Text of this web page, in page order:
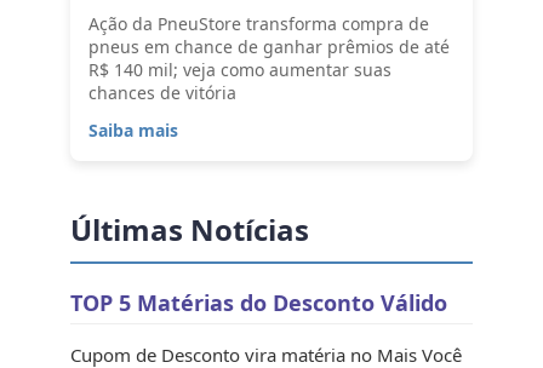
Ação da PneuStore transforma compra de
pneus em chance de ganhar prêmios de até
R$ 140 mil; veja como aumentar suas
chances de vitória
Saiba mais
Últimas Notícias
TOP 5 Matérias do Desconto Válido
Cupom de Desconto vira matéria no Mais Você